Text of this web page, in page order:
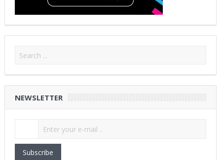
NEWSLETTER
Subscribe